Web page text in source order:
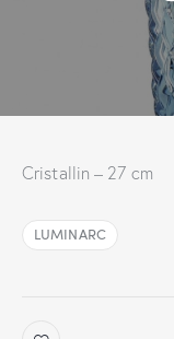
Cristallin – 27 cm
LUMINARC